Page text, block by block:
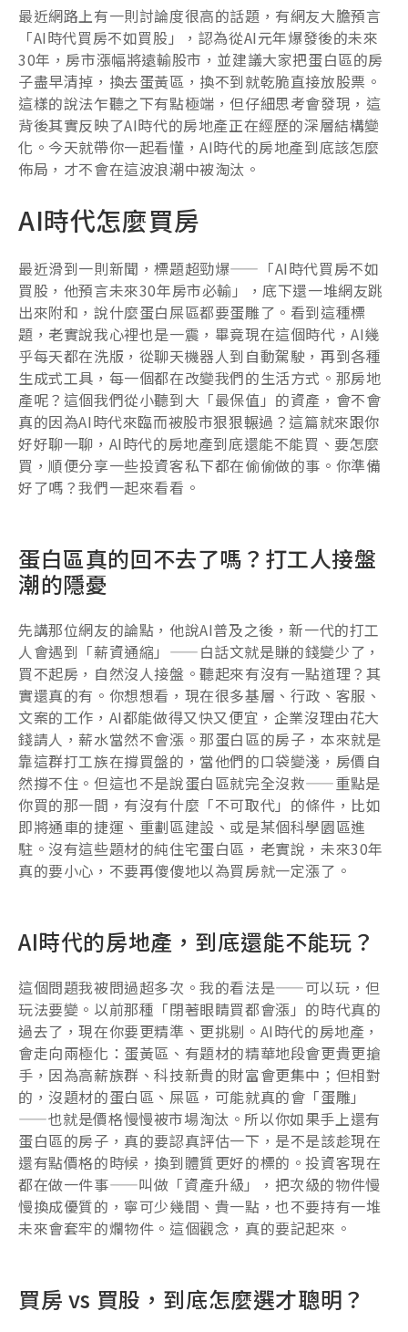
最近網路上有一則討論度很高的話題，有網友大膽預言
「AI時代買房不如買股」，認為從AI元年爆發後的未來
30年，房市漲幅將遠輸股市，並建議大家把蛋白區的房
子盡早清掉，換去蛋黃區，換不到就乾脆直接放股票。
這樣的說法乍聽之下有點極端，但仔細思考會發現，這
背後其實反映了AI時代的房地產正在經歷的深層結構變
化。今天就帶你一起看懂，AI時代的房地產到底該怎麼
佈局，才不會在這波浪潮中被淘汰。
AI時代怎麼買房
最近滑到一則新聞，標題超勁爆——「AI時代買房不如
買股，他預言未來30年房市必輸」，底下還一堆網友跳
出來附和，說什麼蛋白屎區都要蛋雕了。看到這種標
題，老實說我心裡也是一震，畢竟現在這個時代，AI幾
乎每天都在洗版，從聊天機器人到自動駕駛，再到各種
生成式工具，每一個都在改變我們的生活方式。那房地
產呢？這個我們從小聽到大「最保值」的資產，會不會
真的因為AI時代來臨而被股市狠狠輾過？這篇就來跟你
好好聊一聊，AI時代的房地產到底還能不能買、要怎麼
買，順便分享一些投資客私下都在偷偷做的事。你準備
好了嗎？我們一起來看看。
蛋白區真的回不去了嗎？打工人接盤
潮的隱憂
先講那位網友的論點，他說AI普及之後，新一代的打工
人會遇到「薪資通縮」——白話文就是賺的錢變少了，
買不起房，自然沒人接盤。聽起來有沒有一點道理？其
實還真的有。你想想看，現在很多基層、行政、客服、
文案的工作，AI都能做得又快又便宜，企業沒理由花大
錢請人，薪水當然不會漲。那蛋白區的房子，本來就是
靠這群打工族在撐買盤的，當他們的口袋變淺，房價自
然撐不住。但這也不是說蛋白區就完全沒救——重點是
你買的那一間，有沒有什麼「不可取代」的條件，比如
即將通車的捷運、重劃區建設、或是某個科學園區進
駐。沒有這些題材的純住宅蛋白區，老實說，未來30年
真的要小心，不要再傻傻地以為買房就一定漲了。
AI時代的房地產，到底還能不能玩？
這個問題我被問過超多次。我的看法是——可以玩，但
玩法要變。以前那種「閉著眼睛買都會漲」的時代真的
過去了，現在你要更精準、更挑剔。AI時代的房地產，
會走向兩極化：蛋黃區、有題材的精華地段會更貴更搶
手，因為高薪族群、科技新貴的財富會更集中；但相對
的，沒題材的蛋白區、屎區，可能就真的會「蛋雕」
——也就是價格慢慢被市場淘汰。所以你如果手上還有
蛋白區的房子，真的要認真評估一下，是不是該趁現在
還有點價格的時候，換到體質更好的標的。投資客現在
都在做一件事——叫做「資產升級」，把次級的物件慢
慢換成優質的，寧可少幾間、貴一點，也不要持有一堆
未來會套牢的爛物件。這個觀念，真的要記起來。
買房 vs 買股，到底怎麼選才聰明？